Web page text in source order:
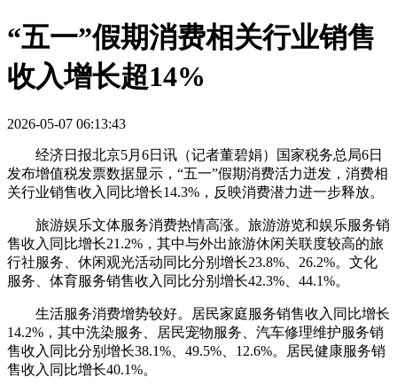
“五一”假期消费相关行业销售
收入增长超14%
2026-05-07 06:13:43
经济日报北京5月6日讯（记者董碧娟）国家税务总局6日
发布增值税发票数据显示，“五一”假期消费活力迸发，消费相
关行业销售收入同比增长14.3%，反映消费潜力进一步释放。
旅游娱乐文体服务消费热情高涨。旅游游览和娱乐服务销
售收入同比增长21.2%，其中与外出旅游休闲关联度较高的旅
行社服务、休闲观光活动同比分别增长23.8%、26.2%。文化
服务、体育服务销售收入同比分别增长42.3%、44.1%。
生活服务消费增势较好。居民家庭服务销售收入同比增长
14.2%，其中洗染服务、居民宠物服务、汽车修理维护服务销
售收入同比分别增长38.1%、49.5%、12.6%。居民健康服务销
售收入同比增长40.1%。